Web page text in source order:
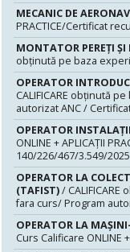
MECANIC DE
PRACTICE/Certificat
MONTATOR PEREŢI
obținută pe baza
OPERATOR
CALIFICARE obținută
autorizat ANC /
OPERATOR
ONLINE + APLICAȚII
140/226/467/3.549/2025
OPERATOR LA
(TAFIST)/
fara curs/ Program
OPERATOR LA
Curs Calificare ONLINE